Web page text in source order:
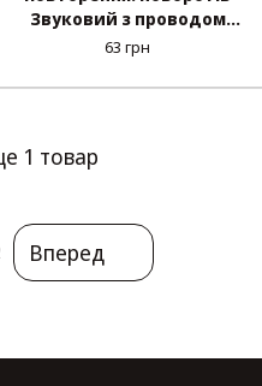
Звуковий з проводом
"Тонар Турбо" 24В
63 грн
1 товар
Вперед